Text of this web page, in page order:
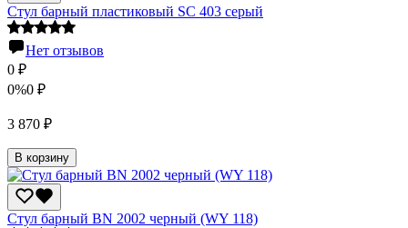
Стул барный пластиковый SC 403 серый
Нет отзывов
0 ₽
0%0 ₽
3 870 ₽
В корзину
Стул барный BN 2002 черный (WY 118)